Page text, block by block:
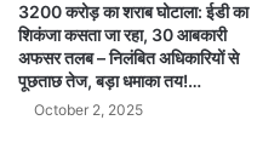
3200 करोड़ का शराब घोटाला: ईडी का
शिकंजा कसता जा रहा, 30 आबकारी
अफसर तलब – निलंबित अधिकारियों से
पूछताछ तेज, बड़ा धमाका तय!…
October 2, 2025